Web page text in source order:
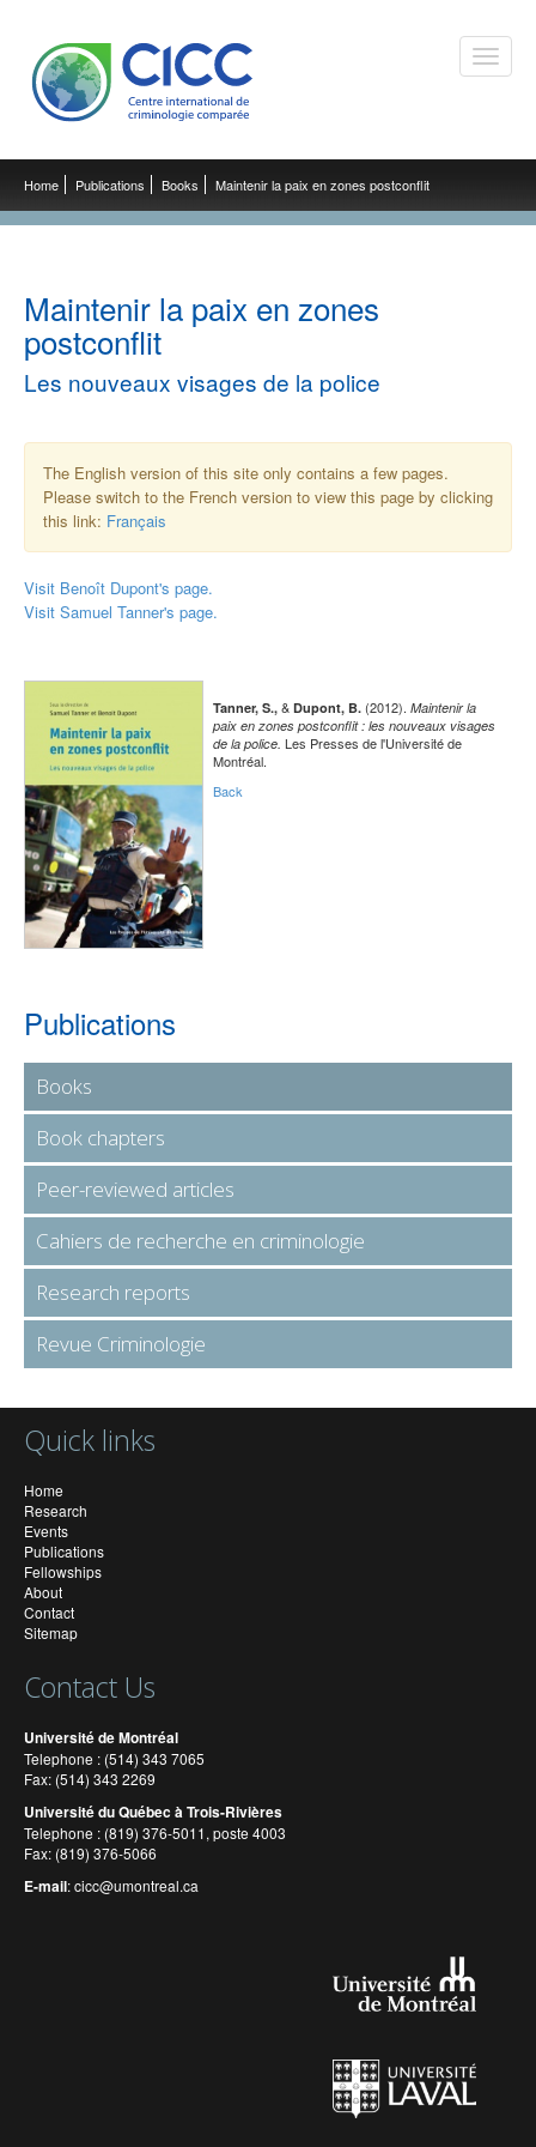
Toggle
Home Publications Books Maintenir la paix en zones postconflit
Maintenir la paix en zones
postconflit
Les nouveaux visages de la police
The English version of this site only contains a few pages.
Please switch to the French version to view this page by clicking
this link: Français
Visit Benoît Dupont's page.
Visit Samuel Tanner's page.
Tanner, S., & Dupont, B. (2012). Maintenir la
paix en zones postconflit : les nouveaux visages
de la police. Les Presses de l'Université de
Montréal.
Back
Publications
Books
Book chapters
Peer-reviewed articles
Cahiers de recherche en criminologie
Research reports
Revue Criminologie
Quick links
Home
Research
Events
Publications
Fellowships
About
Contact
Sitemap
Contact Us
Université de Montréal
Telephone : (514) 343 7065
Fax: (514) 343 2269
Université du Québec à Trois-Rivières
Telephone : (819) 376-5011, poste 4003
Fax: (819) 376-5066
E-mail:cicc@umontreal.ca